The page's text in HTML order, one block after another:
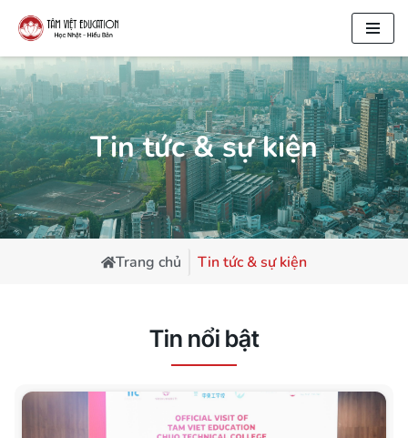
tới
nội
dung
Tin tức & sự kiện
Trang chủ Tin tức & sự kiện
Tin nổi bật